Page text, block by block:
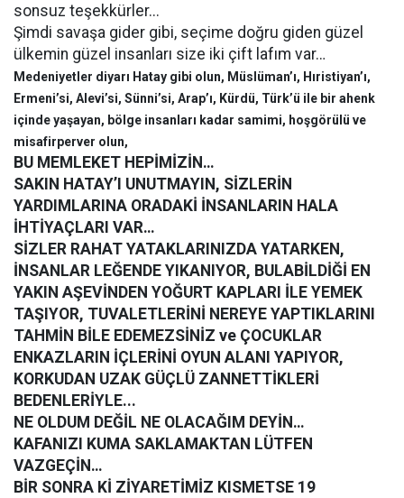
sonsuz teşekkürler...
Şimdi savaşa gider gibi, seçime doğru giden güzel
ülkemin güzel insanları size iki çift lafım var…
Medeniyetler diyarı Hatay gibi olun, Müslüman’ı, Hıristiyan’ı,
Ermeni’si, Alevi’si, Sünni’si, Arap’ı, Kürdü, Türk’ü ile bir ahenk
içinde yaşayan, bölge insanları kadar samimi, hoşgörülü ve
misafirperver olun,
BU MEMLEKET HEPİMİZİN…
SAKIN HATAY’I UNUTMAYIN, SİZLERİN
YARDIMLARINA ORADAKİ İNSANLARIN HALA
İHTİYAÇLARI VAR…
SİZLER RAHAT YATAKLARINIZDA YATARKEN,
İNSANLAR LEĞENDE YIKANIYOR, BULABİLDİĞİ EN
YAKIN AŞEVİNDEN YOĞURT KAPLARI İLE YEMEK
TAŞIYOR, TUVALETLERİNİ NEREYE YAPTIKLARINI
TAHMİN BİLE EDEMEZSİNİZ ve ÇOCUKLAR
ENKAZLARIN İÇLERİNİ OYUN ALANI YAPIYOR,
KORKUDAN UZAK GÜÇLÜ ZANNETTİKLERİ
BEDENLERİYLE...
NE OLDUM DEĞİL NE OLACAĞIM DEYİN…
KAFANIZI KUMA SAKLAMAKTAN LÜTFEN
VAZGEÇİN…
BİR SONRA Kİ ZİYARETİMİZ KISMETSE 19